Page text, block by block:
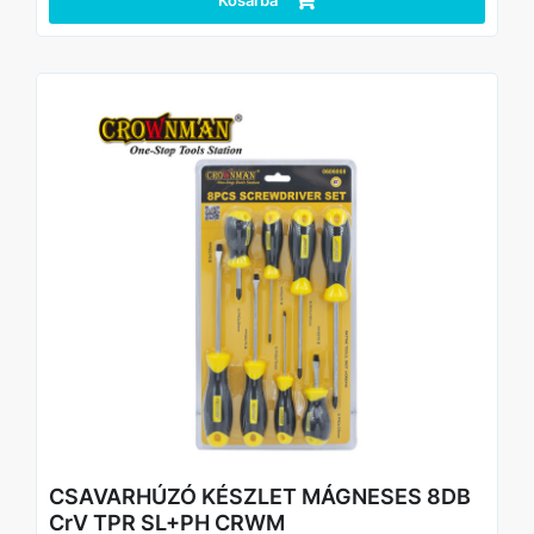
- Két leggyakoribb fejprofil egy készletben (SL + PH)
Típus: csavarhúzó készlet
Darabszám: 6 db
Anyag: CrV (króm-vanádium) acél
Markolat anyaga: PP + TPR
Kivitel: mágneses hegy
Fejtípusok és méretek a készletben:
SL (lapos): 3×75 mm, 5×100 mm, 6×125 mm
PH (kereszt): PH0×75 mm, PH1×100 mm, PH2×125 mm
Felhasználás: szerelés, karbantartás
CSAVARHÚZÓ KÉSZLET MÁGNESES 8DB
CrV TPR SL+PH CRWM